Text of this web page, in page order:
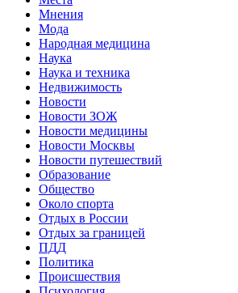
Мнения
Мода
Народная медицина
Наука
Наука и техника
Недвижимость
Новости
Новости ЗОЖ
Новости медицины
Новости Москвы
Новости путешествий
Образование
Общество
Около спорта
Отдых в России
Отдых за границей
ПДД
Политика
Происшествия